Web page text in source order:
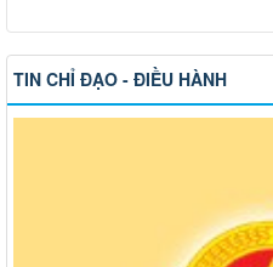
TIN CHỈ ĐẠO - ĐIỀU HÀNH